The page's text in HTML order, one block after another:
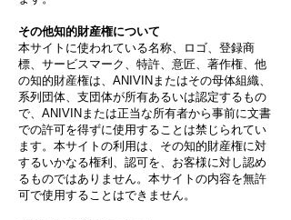
その他知的財産権について
本サイトに使われている名称、ロゴ、登録商
標、サービスマーク、特許、意匠、著作権、他
の知的財産権は、ANIVINまたはその母体組織、
系列団体、支団体が所有あるいは認定するもの
で、ANIVINまたは正当な所有者から事前に文書
での許可を得ずに使用することは禁じられてい
ます。本サイトの利用は、その知的財産権に対
するいかなる権利、認可を、お客様に対し認め
るものではありません。本サイトの内容を無許
可で使用することはできません。